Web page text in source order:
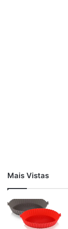
Mais Vistas